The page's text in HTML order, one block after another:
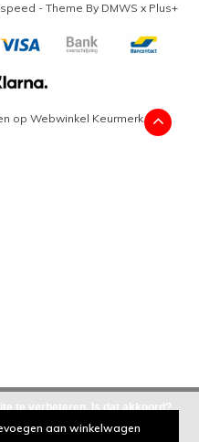
aan winkelwagen
- Theme By DMWS x Plus+
op Webwinkel Keurmerk
te verbeteren. Is dat akkoord?
Meer over cookies »